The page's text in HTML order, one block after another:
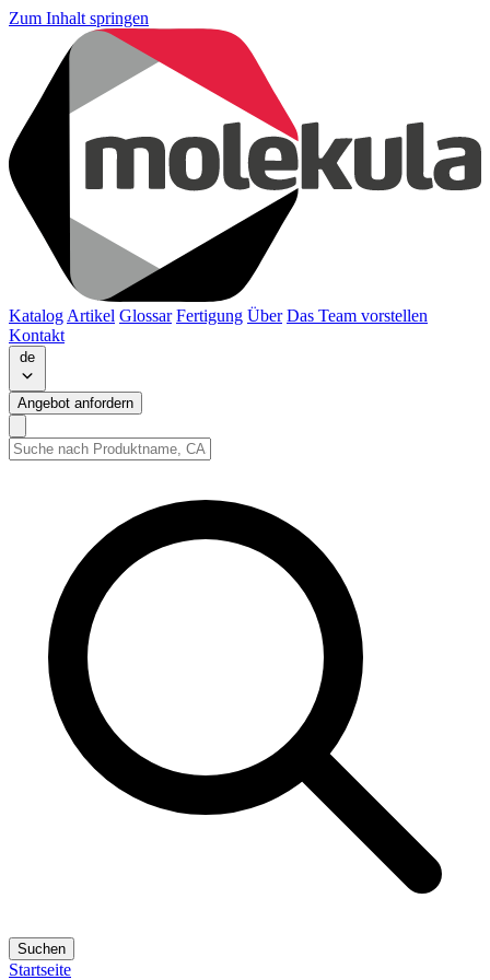
Zum Inhalt springen
Katalog Artikel Glossar Fertigung Über Das Team vorstellen
Kontakt
de
Angebot anfordern
Suchen
Startseite